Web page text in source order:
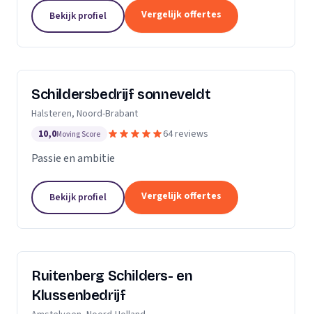
Dan bent u aan het juiste adres.Ik heb al meerdere
jaren ervaring zowel als...
Bekijk profiel Vergelijk offertes
Schildersbedrijf sonneveldt
Halsteren, Noord-Brabant
10,0Moving Score 64 reviews
Passie en ambitie
Bekijk profiel Vergelijk offertes
Ruitenberg Schilders- en
Klussenbedrijf